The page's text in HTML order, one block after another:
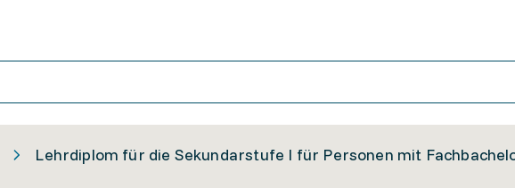
Lehrdiplom für die Sekundarstufe I für Personen mit